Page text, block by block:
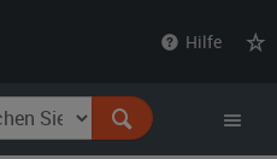
Hilfe